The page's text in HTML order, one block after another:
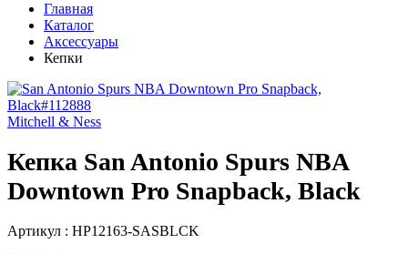
Главная
Каталог
Аксессуары
Кепки
Mitchell & Ness
Кепка San Antonio Spurs NBA
Downtown Pro Snapback, Black
Артикул : HP12163-SASBLCK